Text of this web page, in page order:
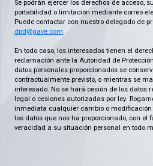
Se podrán ejercer los derechos de acceso,
portabilidad o limitación mediante correo
Puede contactar con nuestro delegado de
dpd@gave.com.
En todo caso, los interesados tienen el
reclamación ante la Autoridad de
datos personales proporcionados se
contractualmente previsto, o mientras se
interesado. No se hará cesión de los datos
legal o cesiones autorizadas por ley.
inmediata cualquier cambio o
los datos que nos ha proporcionado, con el
veracidad a su situación personal en todo